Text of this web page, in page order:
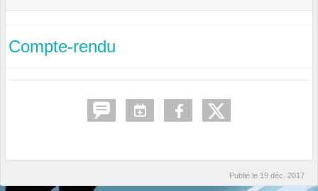
Compte-rendu
Publié le 19 déc. 2017